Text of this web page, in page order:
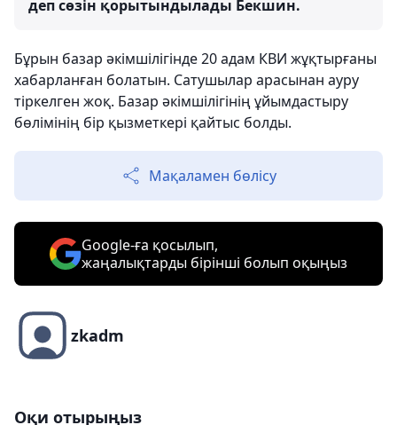
деп сөзін қорытындылады Бекшин.
Бұрын базар әкімшілігінде 20 адам КВИ жұқтырғаны
хабарланған болатын. Сатушылар арасынан ауру
тіркелген жоқ. Базар әкімшілігінің ұйымдастыру
бөлімінің бір қызметкері қайтыс болды.
Мақаламен бөлісу
Google-ға қосылып,
жаңалықтарды бірінші болып оқыңыз
zkadm
Оқи отырыңыз